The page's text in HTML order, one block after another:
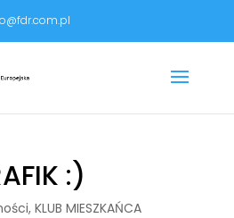
:)
, KLUB MIESZKAŃCA